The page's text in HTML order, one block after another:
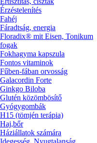
Érzéstelenítés
Fahéj
Fáradtság, energia
Floradix® mit Eisen, Tonikum
fogak
Fokhagyma kapszula
Fontos vitaminok
Fűben-fában orvosság
Galacordin Forte
Ginkgo Biloba
Glutén közömbösítő
Gyógygombák
H15 (tömjén terápia)
Haj,bőr
Háziállatok számára